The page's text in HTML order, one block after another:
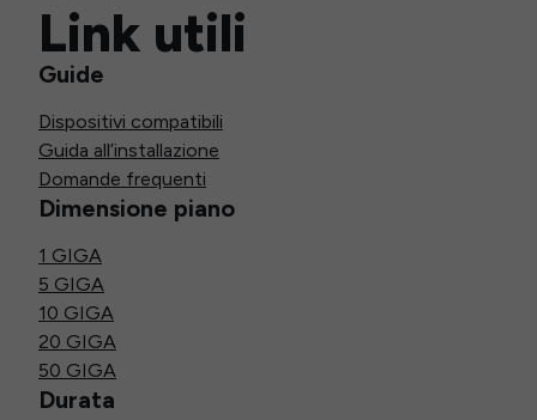
Link utili
Guide
Dispositivi compatibili
Guida all’installazione
Domande frequenti
Dimensione piano
1 GIGA
5 GIGA
10 GIGA
20 GIGA
50 GIGA
Durata